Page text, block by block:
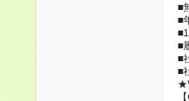
■
■
■
■
■